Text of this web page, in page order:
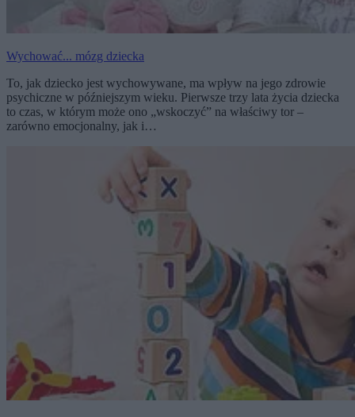
Wychować... mózg dziecka
To, jak dziecko jest wychowywane, ma wpływ na jego zdrowie
psychiczne w późniejszym wieku. Pierwsze trzy lata życia dziecka
to czas, w którym może ono „wskoczyć” na właściwy tor –
zarówno emocjonalny, jak i…